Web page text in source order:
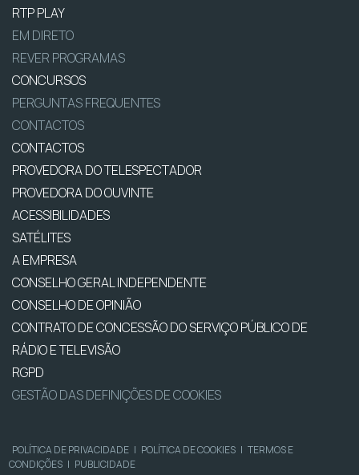
RTP PLAY
EM DIRETO
REVER PROGRAMAS
CONCURSOS
PERGUNTAS FREQUENTES
CONTACTOS
CONTACTOS
PROVEDORA DO TELESPECTADOR
PROVEDORA DO OUVINTE
ACESSIBILIDADES
SATÉLITES
A EMPRESA
CONSELHO GERAL INDEPENDENTE
CONSELHO DE OPINIÃO
CONTRATO DE CONCESSÃO DO SERVIÇO PÚBLICO DE
RÁDIO E TELEVISÃO
RGPD
GESTÃO DAS DEFINIÇÕES DE COOKIES
POLÍTICA DE PRIVACIDADE | POLÍTICA DE COOKIES | TERMOS E
CONDIÇÕES | PUBLICIDADE